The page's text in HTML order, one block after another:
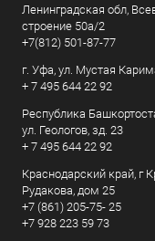
Ленинградская обл,
строение 50а/2
+7(812) 501-87-77
г. Уфа, ул. Мустая
+ 7 495 644 22 92
Республика
ул. Геологов, зд. 23
+ 7 495 644 22 92
Краснодарский край, г
Рудакова, дом 25
+7 (861) 205-75- 25
+7 928 223 59 73